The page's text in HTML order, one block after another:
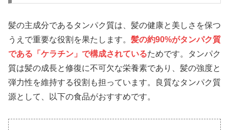
髪の主成分であるタンパク質は、髪の健康と美しさを保つ
うえで重要な役割を果たします。 髪の約90%がタンパク質
である「ケラチン」で構成されているためです。タンパク
質は髪の成長と修復に不可欠な栄養素であり、髪の強度と
弾力性を維持する役割も担っています。良質なタンパク質
源として、以下の食品がおすすめです。